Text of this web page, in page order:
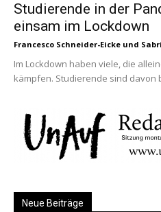
Studierende in der
einsam im Lockdown
Francesco Schneider-Eicke und
Im Lockdown haben viele, die
kämpfen. Studierende sind
Neue Beiträge